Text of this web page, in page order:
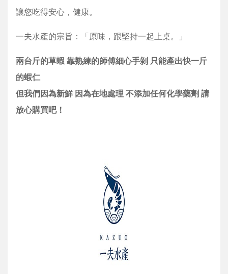
讓您吃得安心，健康。
一夫水產的宗旨：「原味，跟堅持一起上桌。」
兩台斤的草蝦 靠熟練的師傅細心手剝 只能產出快一斤
的蝦仁
但我們因為新鮮 因為在地處理 不添加任何化學藥劑 請
放心購買吧！